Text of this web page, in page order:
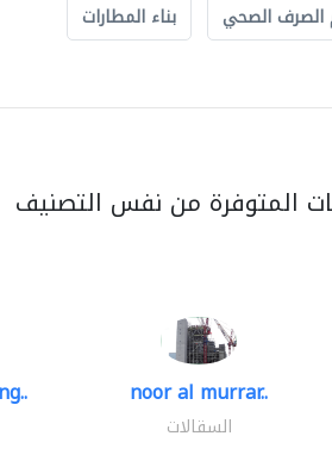
الصرف الصحي
بناء المطارات
المتوفرة من نفس التصنيف
noor al murrar..
السقالات